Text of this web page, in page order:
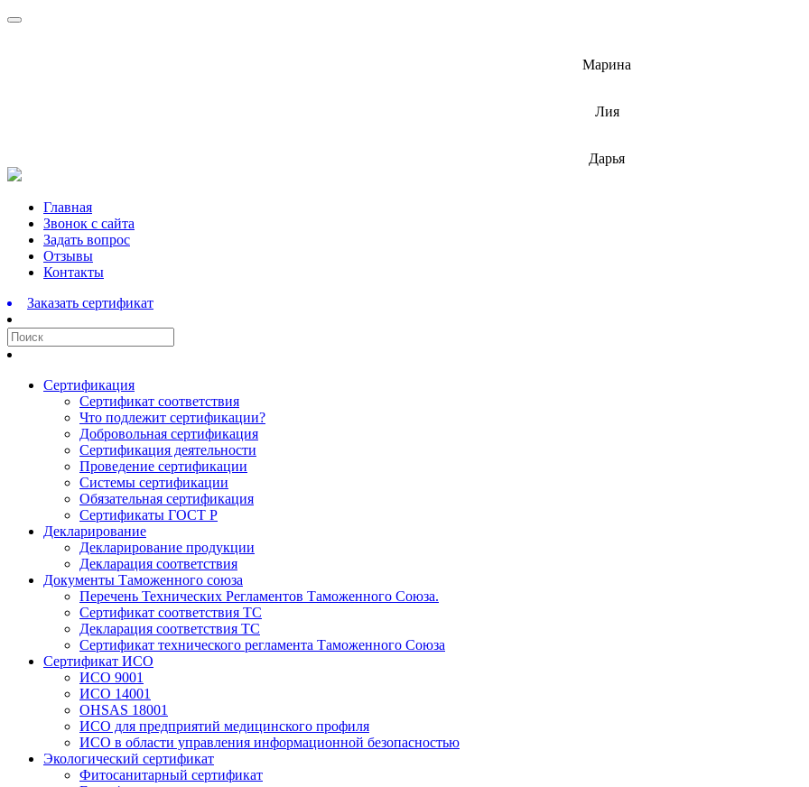
Марина
Лия
Дарья
Перейти
содержимому
Главная
Звонок с сайта
Задать вопрос
Отзывы
Контакты
Заказать сертификат
Сертификация
Сертификат соответствия
Что подлежит сертификации?
Добровольная сертификация
Сертификация деятельности
Проведение сертификации
Системы сертификации
Обязательная сертификация
Сертификаты ГОСТ Р
Декларирование
Декларирование продукции
Декларация соответствия
Документы Таможенного союза
Перечень Технических Регламентов Таможенного Союза.
Сертификат соответствия ТС
Декларация соответствия ТС
Сертификат технического регламента Таможенного Союза
Сертификат ИСО
ИСО 9001
ИСО 14001
OHSAS 18001
ИСО для предприятий медицинского профиля
ИСО в области управления информационной безопасностью
Экологический сертификат
Фитосанитарный сертификат